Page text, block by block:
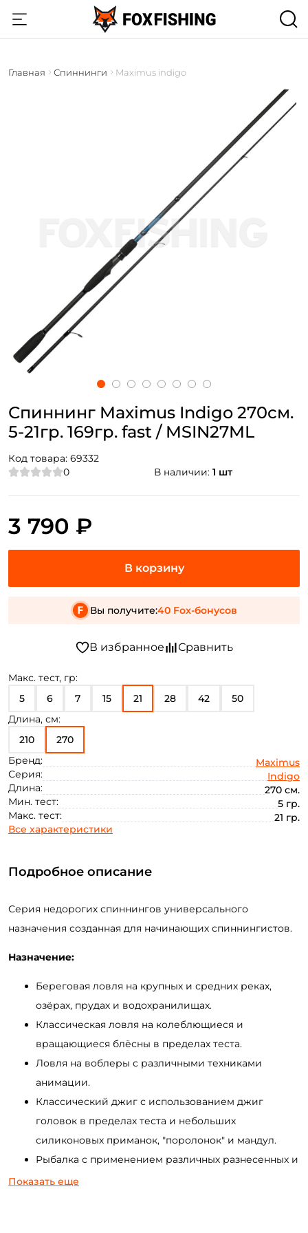
Главная Спиннинги Maximus indigo
Спиннинг Maximus Indigo 270см.
5-21гр. 169гр. fast / MSIN27ML
Код товара: 69332
0
В наличии: 1 шт
Макс. тест, гр:
5
6 7 15 21 28 42
50
Длина, см:
210
270
Бренд:
Maximus
Серия:
Indigo
Длина:
270 см.
Мин. тест:
5 гр.
Макс. тест:
21 гр.
Все характеристики
3 790 ₽
Вы получите:40 Fox-бонусов
Подробное описание
Серия недорогих спиннингов универсального
назначения созданная для начинающих спиннингистов.
Назначение:
Береговая ловля на крупных и средних реках,
озёрах, прудах и водохранилищах.
Классическая ловля на колеблющиеся и
вращающиеся блёсны в пределах теста.
Ловля на воблеры с различными техниками
анимации.
Классический джиг с использованием джиг
головок в пределах теста и небольших
силиконовых приманок, "поролонок" и мандул.
Рыбалка с применением различных разнесенных и
поводковых оснасток.
Показать еще